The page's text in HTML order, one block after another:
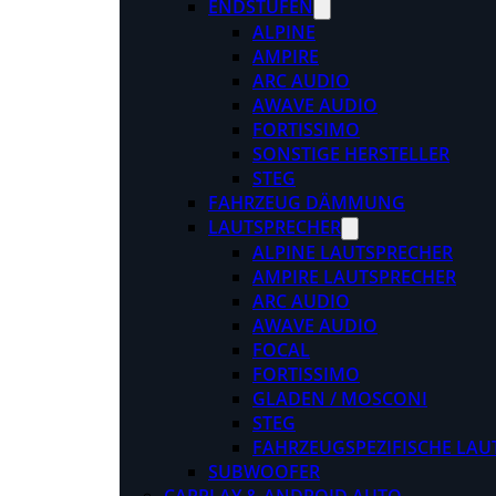
ENDSTUFEN
ALPINE
AMPIRE
ARC AUDIO
AWAVE AUDIO
FORTISSIMO
SONSTIGE HERSTELLER
STEG
FAHRZEUG DÄMMUNG
LAUTSPRECHER
ALPINE LAUTSPRECHER
AMPIRE LAUTSPRECHER
ARC AUDIO
AWAVE AUDIO
FOCAL
FORTISSIMO
GLADEN / MOSCONI
STEG
FAHRZEUGSPEZIFISCHE
SUBWOOFER